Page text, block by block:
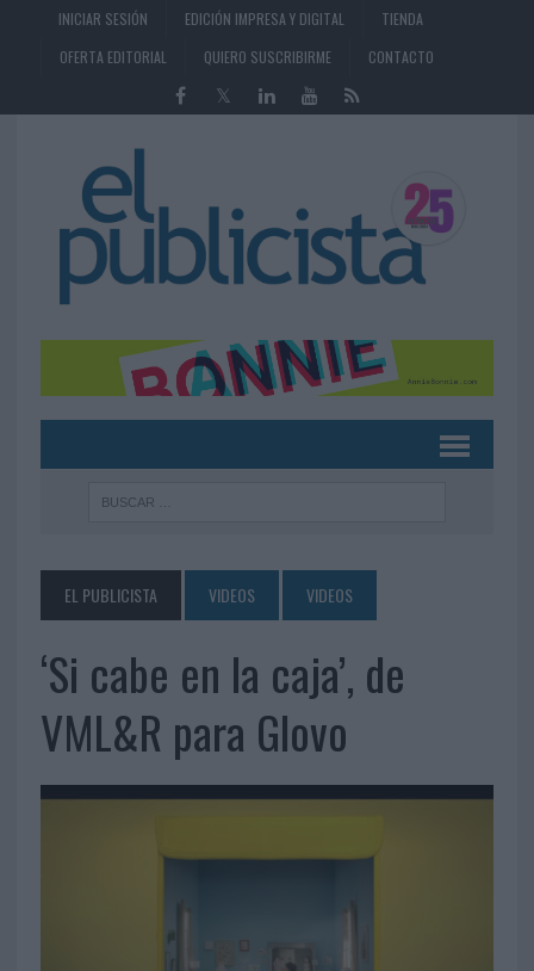
INICIAR SESIÓN EDICIÓN IMPRESA Y DIGITAL
TIENDA
OFERTA EDITORIAL
QUIERO SUSCRIBIRME CONTACTO
EL PUBLICISTA VIDEOS VIDEOS
‘Si cabe en la caja’, de
VML&R para Glovo